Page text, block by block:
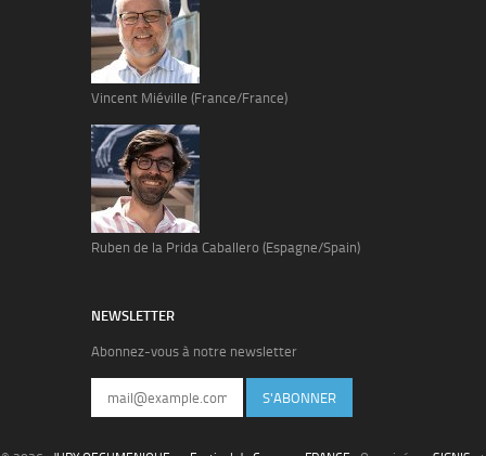
Vincent Miéville (France/France)
Ruben de la Prida Caballero (Espagne/Spain)
NEWSLETTER
Abonnez-vous à notre newsletter
S'ABONNER